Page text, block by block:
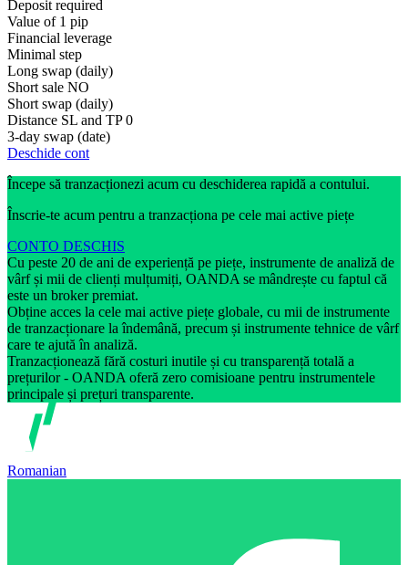
Deposit required
Value of 1 pip
Financial leverage
Minimal step
Long swap (daily)
Short sale NO
Short swap (daily)
Distance SL and TP 0
3-day swap (date)
Deschide cont
Începe să tranzacționezi acum cu deschiderea rapidă a contului.
Înscrie-te acum pentru a tranzacționa pe cele mai active piețe
CONTO DESCHIS
Cu peste 20 de ani de experiență pe piețe, instrumente de analiză de
vârf și mii de clienți mulțumiți, OANDA se mândrește cu faptul că
este un broker premiat.
Obține acces la cele mai active piețe globale, cu mii de instrumente
de tranzacționare la îndemână, precum și instrumente tehnice de vârf
care te ajută în analiză.
Tranzacționează fără costuri inutile și cu transparență totală a
prețurilor - OANDA oferă zero comisioane pentru instrumentele
principale și prețuri transparente.
Romanian